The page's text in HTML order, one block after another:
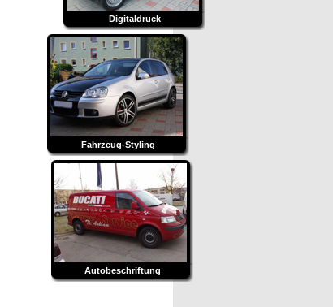
Digitaldruck
Fahrzeug-Styling
Autobeschriftung